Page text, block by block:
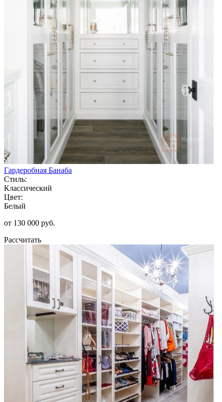
Гардеробная Банаба
Стиль:
Классический
Цвет:
Белый
от 130 000 руб.
Рассчитать